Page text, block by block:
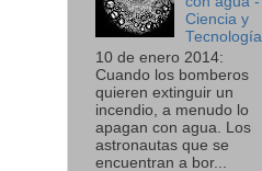
Ciencia y
Tecnología
10 de enero 2014:
Cuando los bomberos
quieren extinguir un
incendio, a menudo lo
apagan con agua. Los
astronautas que se
encuentran a bor...